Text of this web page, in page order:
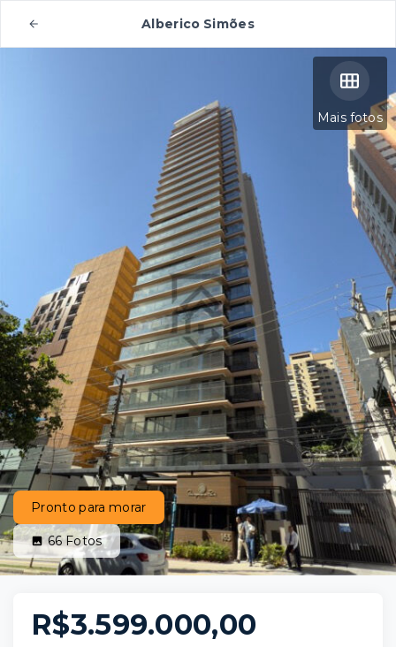
Alberico Simões
Mais fotos
Pronto para morar
66Fotos
R$3.599.000,00